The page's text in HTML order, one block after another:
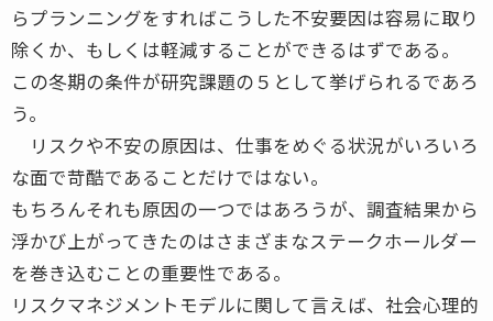
らプランニングをすればこうした不安要因は容易に取り
除くか、もしくは軽減することができるはずである。
この冬期の条件が研究課題の５として挙げられるであろ
う。
リスクや不安の原因は、仕事をめぐる状況がいろいろ
な面で苛酷であることだけではない。
もちろんそれも原因の一つではあろうが、調査結果から
浮かび上がってきたのはさまざまなステークホールダー
を巻き込むことの重要性である。
リスクマネジメントモデルに関して言えば、社会心理的